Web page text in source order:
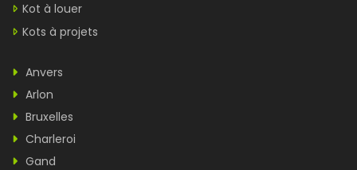
Kot à louer
Kots à projets
Anvers
Arlon
Bruxelles
Charleroi
Gand